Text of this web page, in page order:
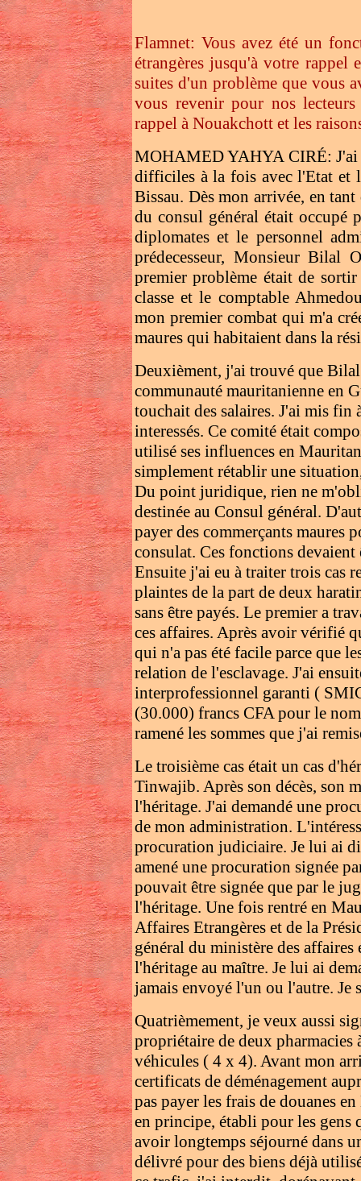
Flamnet: Vous avez été un
étrangères jusqu'à votre rappel
suites d'un problème que vous
vous revenir pour nos
rappel à Nouakchott et les
MOHAMED YAHYA CIRÉ: J'ai
difficiles à la fois avec l'Etat et
Bissau. Dès mon arrivée, en
du consul général était occupé
diplomates et le personnel
prédecesseur, Monsieur Bilal
premier problème était de
classe et le comptable
mon premier combat qui m'a
maures qui habitaient dans la
Deuxièment, j'ai trouvé que
communauté mauritanienne en
touchait des salaires. J'ai mis fin
interessés. Ce comité était
utilisé ses influences en
simplement rétablir une
Du point juridique, rien ne
destinée au Consul général.
payer des commerçants maures
consulat. Ces fonctions devaient
Ensuite j'ai eu à traiter trois cas
plaintes de la part de deux
sans être payés. Le premier a
ces affaires. Après avoir vérifié
qui n'a pas été facile parce que
relation de l'esclavage. J'ai
interprofessionnel garanti (
(30.000) francs CFA pour le
ramené les sommes que j'ai
Le troisième cas était un cas
Tinwajib. Après son décès, son
l'héritage. J'ai demandé une
de mon administration.
procuration judiciaire. Je lui ai
amené une procuration signée
pouvait être signée que par le
l'héritage. Une fois rentré en
Affaires Etrangères et de la
général du ministère des
l'héritage au maître. Je lui ai
jamais envoyé l'un ou l'autre. Je
Quatrièmement, je veux aussi
propriétaire de deux pharmacies
véhicules ( 4 x 4). Avant mon
certificats de déménagement
pas payer les frais de douanes
en principe, établi pour les
avoir longtemps séjourné dans
délivré pour des biens déjà